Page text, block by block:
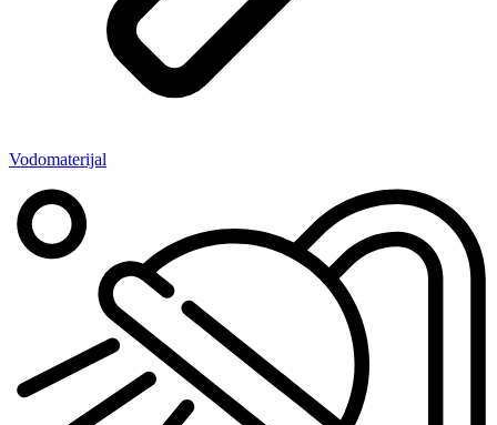
Vodomaterijal